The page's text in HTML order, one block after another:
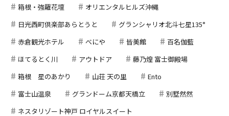
箱根・強羅花壇
オリエンタルヒルズ沖縄
日光西町倶楽部あらとうと
グランシャリオ北斗七星135°
赤倉観光ホテル
べにや 皆美館
百名伽藍
ほてるとく川
アウトドア
藤乃煌 富士御殿場
箱根 星のあかり
山荘 天の里
Ento
富士山温泉
グランドーム京都天橋立
別墅然然
ネスタリゾート神戸 ロイヤルスイート